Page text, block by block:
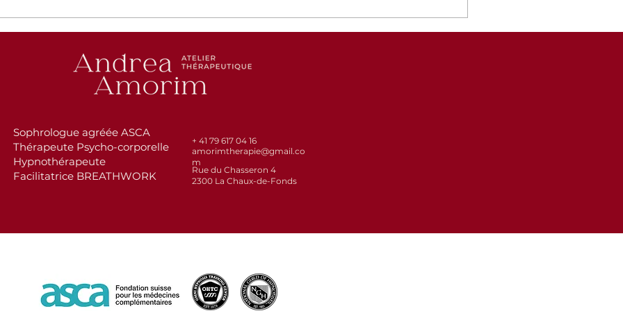
Sophrologue agréée ASCA
Thérapeute Psycho-corporelle
Hypnothérapeute
Facilitatrice BREATHWORK
+ 41 79 617 04 16
amorimtherapie@gmail.co
m
Rue du Chasseron 4
2300 La Chaux-de-Fonds